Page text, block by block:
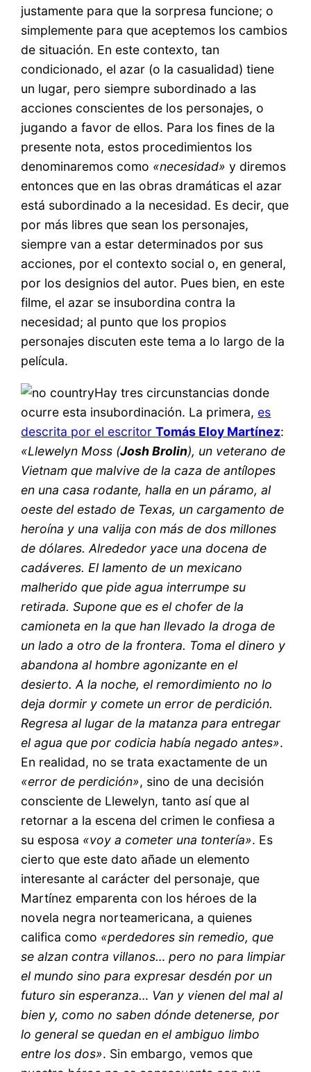
justamente para que la sorpresa funcione; o
simplemente para que aceptemos los cambios
de situación. En este contexto, tan
condicionado, el azar (o la casualidad) tiene
un lugar, pero siempre subordinado a las
acciones conscientes de los personajes, o
jugando a favor de ellos. Para los fines de la
presente nota, estos procedimientos los
denominaremos como «necesidad» y diremos
entonces que en las obras dramáticas el azar
está subordinado a la necesidad. Es decir, que
por más libres que sean los personajes,
siempre van a estar determinados por sus
acciones, por el contexto social o, en general,
por los designios del autor. Pues bien, en este
filme, el azar se insubordina contra la
necesidad; al punto que los propios
personajes discuten este tema a lo largo de la
película.
Hay tres circunstancias donde
ocurre esta insubordinación. La primera, es
descrita por el escritorTomás Eloy Martínez:
«Llewelyn Moss (Josh Brolin), un veterano de
Vietnam que malvive de la caza de antílopes
en una casa rodante, halla en un páramo, al
oeste del estado de Texas, un cargamento de
heroína y una valija con más de dos millones
de dólares. Alrededor yace una docena de
cadáveres. El lamento de un mexicano
malherido que pide agua interrumpe su
retirada. Supone que es el chofer de la
camioneta en la que han llevado la droga de
un lado a otro de la frontera. Toma el dinero y
abandona al hombre agonizante en el
desierto. A la noche, el remordimiento no lo
deja dormir y comete un error de perdición.
Regresa al lugar de la matanza para entregar
el agua que por codicia había negado antes».
En realidad, no se trata exactamente de un
«error de perdición», sino de una decisión
consciente de Llewelyn, tanto así que al
retornar a la escena del crimen le confiesa a
su esposa «voy a cometer una tontería». Es
cierto que este dato añade un elemento
interesante al carácter del personaje, que
Martínez emparenta con los héroes de la
novela negra norteamericana, a quienes
califica como «perdedores sin remedio, que
se alzan contra villanos… pero no para limpiar
el mundo sino para expresar desdén por un
futuro sin esperanza… Van y vienen del mal al
bien y, como no saben dónde detenerse, por
lo general se quedan en el ambiguo limbo
entre los dos». Sin embargo, vemos que